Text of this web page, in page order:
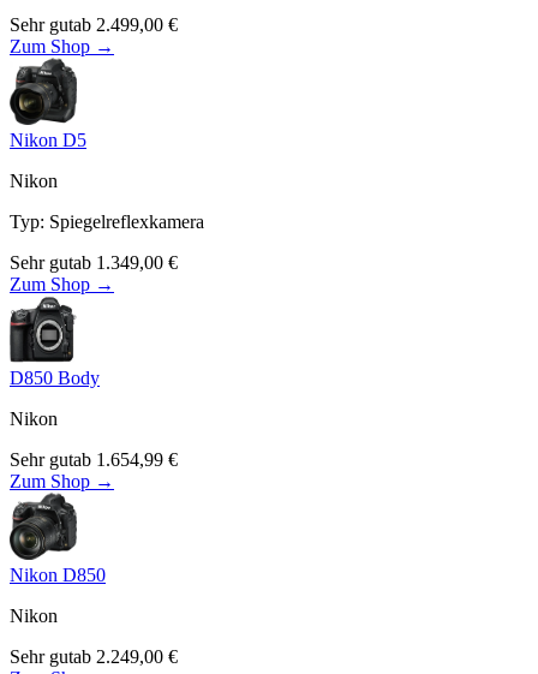
Sehr gutab 2.499,00 €
Zum Shop →
Nikon D5
Nikon
Typ: Spiegelreflexkamera
Sehr gutab 1.349,00 €
Zum Shop →
D850 Body
Nikon
Sehr gutab 1.654,99 €
Zum Shop →
Nikon D850
Nikon
Sehr gutab 2.249,00 €